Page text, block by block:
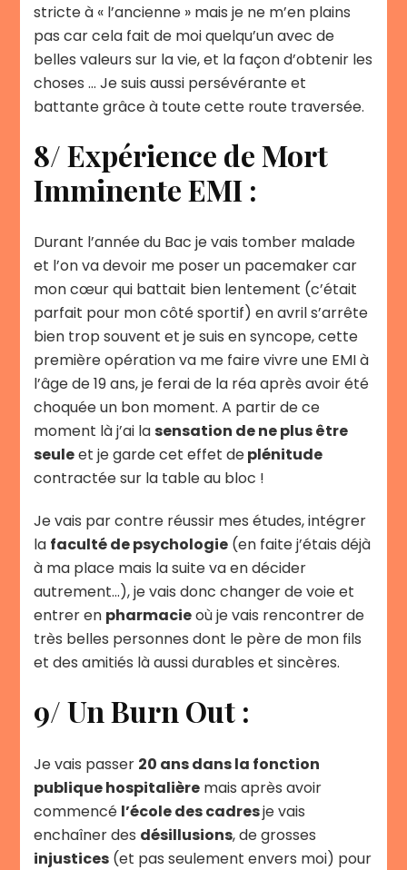
stricte à « l’ancienne » mais je ne m’en plains
pas car cela fait de moi quelqu’un avec de
belles valeurs sur la vie, et la façon d’obtenir les
choses … Je suis aussi persévérante et
battante grâce à toute cette route traversée.
8/ Expérience de Mort
Imminente EMI :
Durant l’année du Bac je vais tomber malade
et l’on va devoir me poser un pacemaker car
mon cœur qui battait bien lentement (c’était
parfait pour mon côté sportif) en avril s’arrête
bien trop souvent et je suis en syncope, cette
première opération va me faire vivre une EMI à
l’âge de 19 ans, je ferai de la réa après avoir été
choquée un bon moment. A partir de ce
moment là j’ai lasensation de ne plus être
seuleet je garde cet effet deplénitude
contractée sur la table au bloc !
Je vais par contre réussir mes études, intégrer
la faculté de psychologie (en faite j’étais déjà
à ma place mais la suite va en décider
autrement…), je vais donc changer de voie et
entrer en pharmacieoù je vais rencontrer de
très belles personnes dont le père de mon fils
et des amitiés là aussi durables et sincères.
9/ Un Burn Out :
Je vais passer 20 ans dans la fonction
publique hospitalière mais après avoir
commencé l’école des cadresje vais
enchaîner des désillusions, de grosses
injustices (et pas seulement envers moi) pour